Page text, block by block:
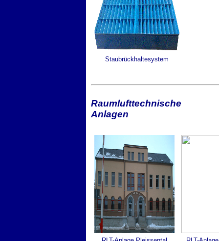
Staubrückhaltesystem
Raumlufttechnische
Anlagen